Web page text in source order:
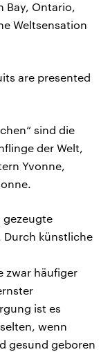
Bay, Ontario,
Weltsensation
are presented
sind die
der Welt,
Yvonne,
gezeugte
Durch künstliche
zwar häufiger
ist es
wenn
gesund geboren